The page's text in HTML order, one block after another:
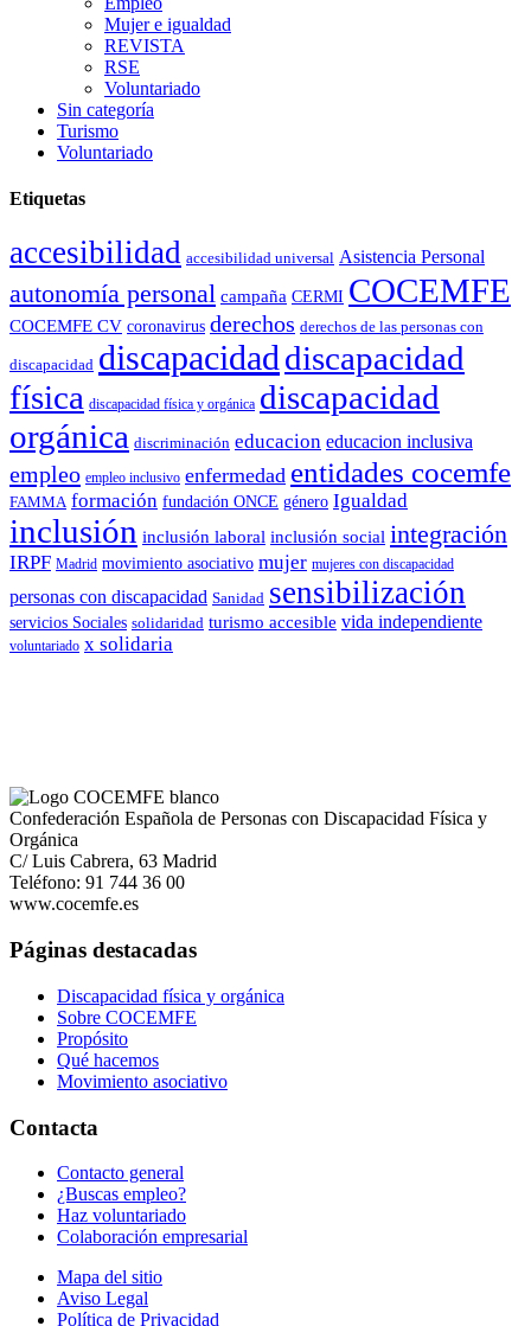
Mujer e igualdad
REVISTA
RSE
Voluntariado
Sin categoría
Turismo
Voluntariado
Etiquetas
accesibilidad accesibilidad universal Asistencia Personal
autonomía personal campaña CERMI COCEMFE
COCEMFE CV coronavirus derechos derechos de las personas con
discapacidad discapacidad discapacidad
física discapacidad física y orgánica discapacidad
orgánica discriminación educacion educacion inclusiva
empleo empleo inclusivo enfermedad entidades cocemfe
FAMMA formación fundación ONCE género Igualdad
inclusión inclusión laboral inclusión social integración
IRPF Madrid movimiento asociativo mujer mujeres con discapacidad
personas con discapacidad Sanidad sensibilización
servicios Sociales solidaridad turismo accesible vida independiente
voluntariado x solidaria
Confederación Española de Personas con Discapacidad Física y
Orgánica
C/ Luis Cabrera, 63 Madrid
Teléfono: 91 744 36 00
www.cocemfe.es
Páginas destacadas
Discapacidad física y orgánica
Sobre COCEMFE
Propósito
Qué hacemos
Movimiento asociativo
Contacta
Contacto general
¿Buscas empleo?
Haz voluntariado
Colaboración empresarial
Mapa del sitio
Aviso Legal
Política de Privacidad